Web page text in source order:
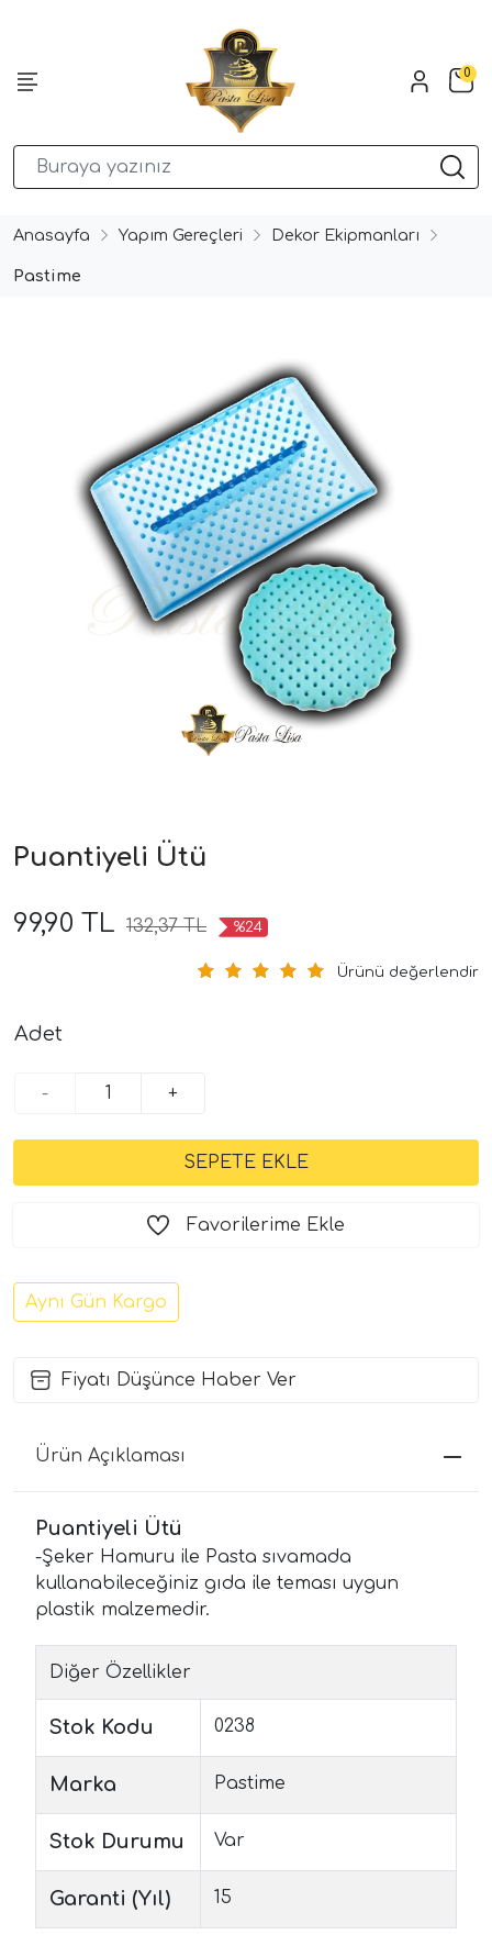
0
Anasayfa Yapım Gereçleri Dekor Ekipmanları
Pastime
Puantiyeli Ütü
99,90 TL 132,37 TL %24
Ürünü değerlendir
Adet
- +
Favorilerime Ekle
Aynı Gün Kargo
Fiyatı Düşünce Haber Ver
Ürün Açıklaması
Puantiyeli Ütü
-Şeker Hamuru ile Pasta sıvamada
kullanabileceğiniz gıda ile teması uygun
plastik malzemedir.
Diğer Özellikler
Stok Kodu 0238
Marka Pastime
Stok Durumu Var
Garanti (Yıl) 15